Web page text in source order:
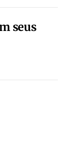
seus